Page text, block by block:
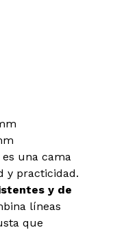
es una cama
y practicidad.
y de
líneas
que